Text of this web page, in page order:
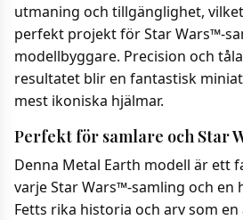
utmaning och tillgänglighet,
perfekt projekt för Star Wars™-
modellbyggare. Precision och
resultatet blir en fantastisk
mest ikoniska hjälmar.
Perfekt för samlare och Star
Denna Metal Earth modell är ett
varje Star Wars™-samling och en
Fetts rika historia och arv som en